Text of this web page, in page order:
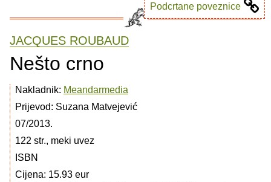
Podcrtane poveznice
JACQUES ROUBAUD
Nešto crno
Nakladnik: Meandarmedia
Prijevod: Suzana Matvejević
07/2013.
122 str., meki uvez
ISBN
Cijena: 15.93 eur